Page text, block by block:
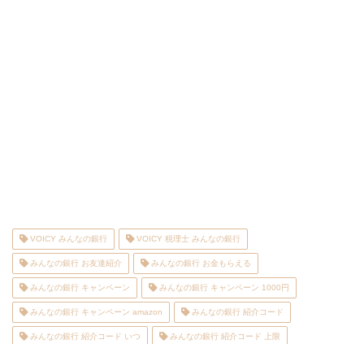
VOICY みんなの銀行 VOICY 税理士 みんなの銀行
みんなの銀行 お友達紹介 みんなの銀行 お金もらえる
みんなの銀行 キャンペーン みんなの銀行 キャンペーン 1000円
みんなの銀行 キャンペーン amazon みんなの銀行 紹介コード
みんなの銀行 紹介コード いつ みんなの銀行 紹介コード 上限